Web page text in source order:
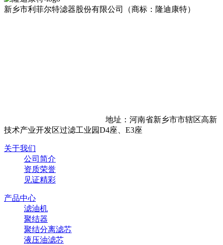
新乡市利菲尔特滤器股份有限公司（商标：隆迪康特）
地址：河南省新乡市市辖区高新
技术产业开发区过滤工业园D4座、E3座
关于我们
公司简介
资质荣誉
见证精彩
产品中心
滤油机
聚结器
聚结分离滤芯
液压油滤芯